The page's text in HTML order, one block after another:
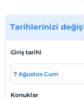
Otel koşulları
Check/in
En erken saat 12:00
Check/out
En geç saat 15:00 ve
Tarihlerinizi
Giriş tarihi
7 Ağustos Cum
Konuklar